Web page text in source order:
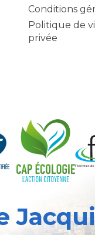
Conditions
Politique de
privée